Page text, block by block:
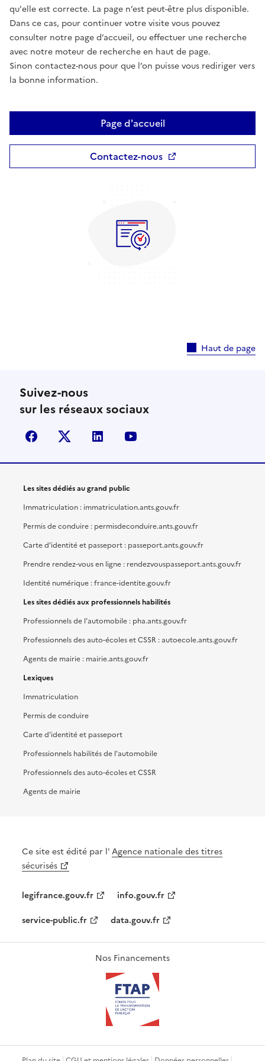
qu'elle est correcte. La page n’est peut-être plus disponible.
Dans ce cas, pour continuer votre visite vous pouvez
consulter notre page d’accueil, ou effectuer une recherche
avec notre moteur de recherche en haut de page.
Sinon contactez-nous pour que l’on puisse vous rediriger vers
la bonne information.
Page d'accueil
Contactez-nous
Haut de page
Suivez-nous
sur les réseaux sociaux
facebook X (anciennement Twitter)
linkedin
Les sites dédiés au grand public
Immatriculation : immatriculation.ants.gouv.fr
Permis de conduire : permisdeconduire.ants.gouv.fr
Carte d'identité et passeport : passeport.ants.gouv.fr
Prendre rendez-vous en ligne : rendezvouspasseport.ants.gouv.fr
Identité numérique : france-identite.gouv.fr
Les sites dédiés aux professionnels habilités
Professionnels de l'automobile : pha.ants.gouv.fr
Professionnels des auto-écoles et CSSR : autoecole.ants.gouv.fr
Agents de mairie : mairie.ants.gouv.fr
Lexiques
Immatriculation
Permis de conduire
Carte d'identité et passeport
Professionnels habilités de l'automobile
Professionnels des auto-écoles et CSSR
Agents de mairie
Ce site est édité par l'Agence nationale des titres
sécurisés
legifrance.gouv.fr
info.gouv.fr
service-public.fr
data.gouv.fr
Nos Financements